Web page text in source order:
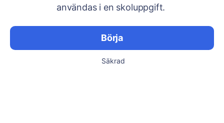
användas i en skoluppgift.
Börja
Säkrad